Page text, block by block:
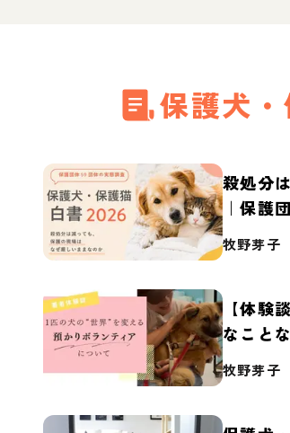
保護犬
殺処分
｜保護
2026】
牧野芽子
【体験
なこと
牧野芽子